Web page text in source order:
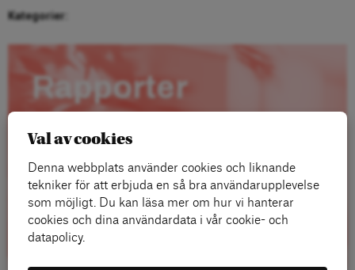
Kategorier:
Rapporter
Val av cookies
Denna webbplats använder cookies och liknande
tekniker för att erbjuda en så bra användarupplevelse
som möjligt. Du kan läsa mer om hur vi hanterar
cookies och dina användardata i vår cookie- och
datapolicy.